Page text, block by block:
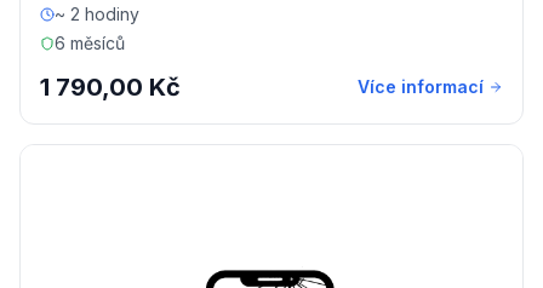
~ 2 hodiny
6 měsíců
1 790,00 Kč Více informací